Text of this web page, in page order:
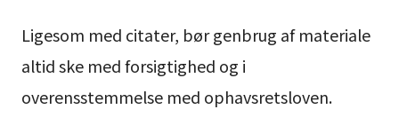
Ligesom med citater, bør genbrug af materiale
altid ske med forsigtighed og i
overensstemmelse med ophavsretsloven.